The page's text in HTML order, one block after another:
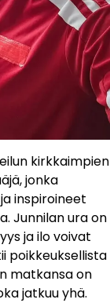
kirkkaimpien
jonka
inspiroineet
Junnilan ura on
ja ilo voivat
poikkeuksellista
matkansa on
jatkuu yhä.